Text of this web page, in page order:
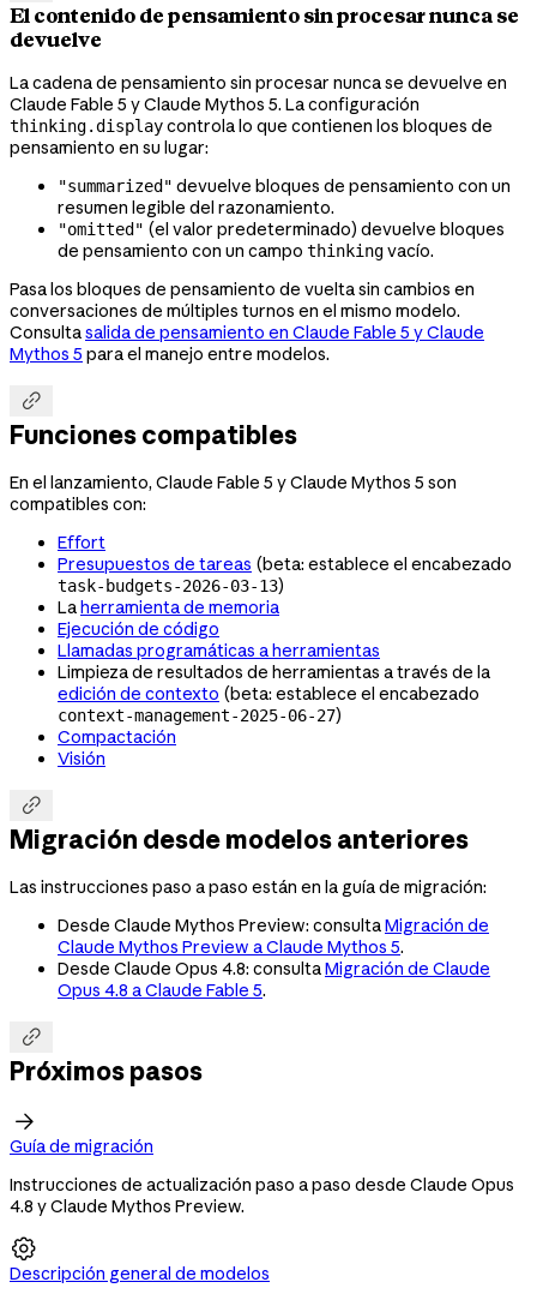
El contenido de pensamiento sin procesar nunca se
devuelve
La cadena de pensamiento sin procesar nunca se devuelve en
Claude Fable 5 y Claude Mythos 5. La configuración
thinking.displaycontrola lo que contienen los bloques de
pensamiento en su lugar:
"summarized" devuelve bloques de pensamiento con un
resumen legible del razonamiento.
"omitted" (el valor predeterminado) devuelve bloques
de pensamiento con un campo thinkingvacío.
Pasa los bloques de pensamiento de vuelta sin cambios en
conversaciones de múltiples turnos en el mismo modelo.
Consultasalida de pensamiento en Claude Fable 5 y Claude
Mythos 5 para el manejo entre modelos.

Funciones compatibles
En el lanzamiento, Claude Fable 5 y Claude Mythos 5 son
compatibles con:
Effort
Presupuestos de tareas (beta: establece el encabezado
task-budgets-2026-03-13)
Laherramienta de memoria
Ejecución de código
Llamadas programáticas a herramientas
Limpieza de resultados de herramientas a través de la
edición de contexto (beta: establece el encabezado
context-management-2025-06-27)
Compactación
Visión

Migración desde modelos anteriores
Las instrucciones paso a paso están en la guía de migración:
Desde Claude Mythos Preview: consultaMigración de
Claude Mythos Preview a Claude Mythos 5.
Desde Claude Opus 4.8: consultaMigración de Claude
Opus 4.8 a Claude Fable 5.

Próximos pasos

Guía de migración
Instrucciones de actualización paso a paso desde Claude Opus
4.8 y Claude Mythos Preview.

Descripción general de modelos